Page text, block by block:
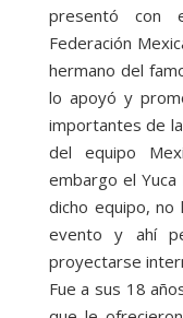
presentó con
Federación
hermano del
lo apoyó y
importantes de
del equipo
embargo el
dicho equipo,
evento y ahí
proyectarse
Fue a sus 18